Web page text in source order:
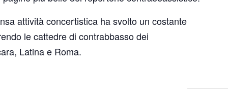
attività concertistica ha svolto un costante
le cattedre di contrabbasso dei
Latina e Roma.